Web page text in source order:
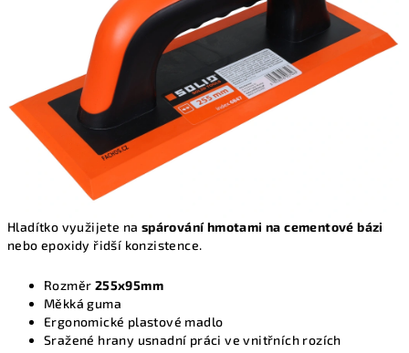
Hladítko využijete na spárování hmotami na cementové bázi
nebo epoxidy řidší konzistence.
Rozměr 255x95mm
Měkká guma
Ergonomické plastové madlo
Sražené hrany usnadní práci ve vnitřních rozích